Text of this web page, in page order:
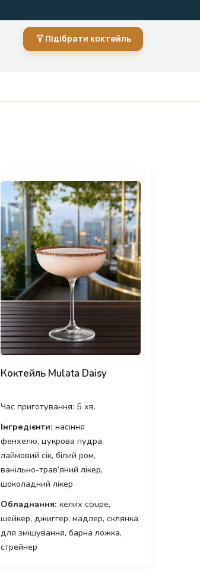
Підібрати коктейль
Коктейль Mulata Daisy
Час приготування: 5 хв.
Інгредієнти: насіння
фенхелю, цукрова пудра,
лаймовий сік, білий ром,
ванільно-трав’яний лікер,
шоколадний лікер
Обладнання: келих coupe,
шейкер, джиггер, мадлер, склянка
для змішування, барна ложка,
стрейнер